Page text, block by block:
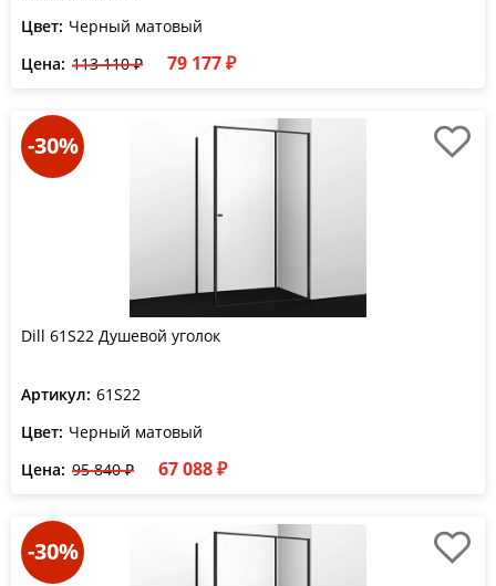
Цвет: Черный матовый
Цена: 113 110 ₽ 79 177 ₽
-30%
Dill 61S22 Душевой уголок
Артикул: 61S22
Цвет: Черный матовый
Цена: 95 840 ₽ 67 088 ₽
-30%